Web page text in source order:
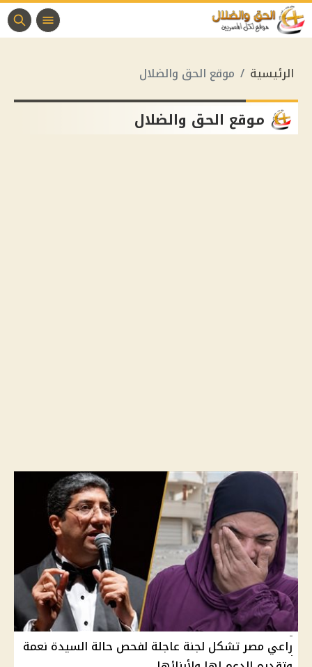
الرئيسية موقع الحق والضلال
موقع الحق والضلال
راعي مصر تشكل لجنة عاجلة لفحص حالة السيدة نعمة